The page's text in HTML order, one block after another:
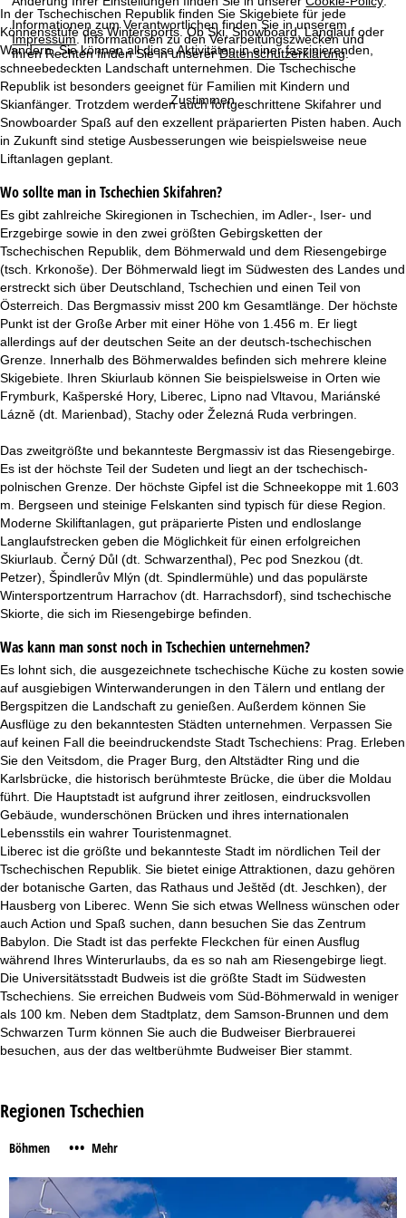
Informationen zum Verantwortlichen finden Sie in unserem
Impressum. Informationen zu den Verarbeitungszwecken und
Ihren Rechten finden Sie in unsererDatenschutzerklärung.
Zustimmen
t
e
In der Tschechischen Republik finden Sie Skigebiete für jede
Könnensstufe des Wintersports. Ob Ski, Snowboard, Langlauf oder
Wandern, Sie können all diese Aktivitäten in einer faszinierenden,
schneebedeckten Landschaft unternehmen. Die Tschechische
Republik ist besonders geeignet für Familien mit Kindern und
Skianfänger. Trotzdem werden auch fortgeschrittene Skifahrer und
Snowboarder Spaß auf den exzellent präparierten Pisten haben. Auch
in Zukunft sind stetige Ausbesserungen wie beispielsweise neue
Liftanlagen geplant.
Wo sollte man in Tschechien Skifahren?
Es gibt zahlreiche Skiregionen in Tschechien, im Adler-, Iser- und
Erzgebirge sowie in den zwei größten Gebirgsketten der
Tschechischen Republik, dem Böhmerwald und dem Riesengebirge
(tsch. Krkonoše). Der Böhmerwald liegt im Südwesten des Landes und
erstreckt sich über Deutschland, Tschechien und einen Teil von
Österreich. Das Bergmassiv misst 200 km Gesamtlänge. Der höchste
Punkt ist der Große Arber mit einer Höhe von 1.456 m. Er liegt
allerdings auf der deutschen Seite an der deutsch-tschechischen
Grenze. Innerhalb des Böhmerwaldes befinden sich mehrere kleine
Skigebiete. Ihren Skiurlaub können Sie beispielsweise in Orten wie
Frymburk, Kašperské Hory, Liberec, Lipno nad Vltavou, Mariánské
Lázně (dt. Marienbad), Stachy oder Železná Ruda verbringen.
Das zweitgrößte und bekannteste Bergmassiv ist das Riesengebirge.
Es ist der höchste Teil der Sudeten und liegt an der tschechisch-
polnischen Grenze. Der höchste Gipfel ist die Schneekoppe mit 1.603
m. Bergseen und steinige Felskanten sind typisch für diese Region.
Moderne Skiliftanlagen, gut präparierte Pisten und endloslange
Langlaufstrecken geben die Möglichkeit für einen erfolgreichen
Skiurlaub. Černý Důl (dt. Schwarzenthal), Pec pod Snezkou (dt.
Petzer), Špindlerův Mlýn (dt. Spindlermühle) und das populärste
Wintersportzentrum Harrachov (dt. Harrachsdorf), sind tschechische
Skiorte, die sich im Riesengebirge befinden.
Was kann man sonst noch in Tschechien unternehmen?
Es lohnt sich, die ausgezeichnete tschechische Küche zu kosten sowie
auf ausgiebigen Winterwanderungen in den Tälern und entlang der
Bergspitzen die Landschaft zu genießen. Außerdem können Sie
Ausflüge zu den bekanntesten Städten unternehmen. Verpassen Sie
auf keinen Fall die beeindruckendste Stadt Tschechiens: Prag. Erleben
Sie den Veitsdom, die Prager Burg, den Altstädter Ring und die
Karlsbrücke, die historisch berühmteste Brücke, die über die Moldau
führt. Die Hauptstadt ist aufgrund ihrer zeitlosen, eindrucksvollen
Gebäude, wunderschönen Brücken und ihres internationalen
Lebensstils ein wahrer Touristenmagnet.
Liberec ist die größte und bekannteste Stadt im nördlichen Teil der
Tschechischen Republik. Sie bietet einige Attraktionen, dazu gehören
der botanische Garten, das Rathaus und Ještěd (dt. Jeschken), der
Hausberg von Liberec. Wenn Sie sich etwas Wellness wünschen oder
auch Action und Spaß suchen, dann besuchen Sie das Zentrum
Babylon. Die Stadt ist das perfekte Fleckchen für einen Ausflug
während Ihres Winterurlaubs, da es so nah am Riesengebirge liegt.
Die Universitätsstadt Budweis ist die größte Stadt im Südwesten
Tschechiens. Sie erreichen Budweis vom Süd-Böhmerwald in weniger
als 100 km. Neben dem Stadtplatz, dem Samson-Brunnen und dem
Schwarzen Turm können Sie auch die Budweiser Bierbrauerei
besuchen, aus der das weltberühmte Budweiser Bier stammt.
Regionen Tschechien
Böhmen ••• Mehr